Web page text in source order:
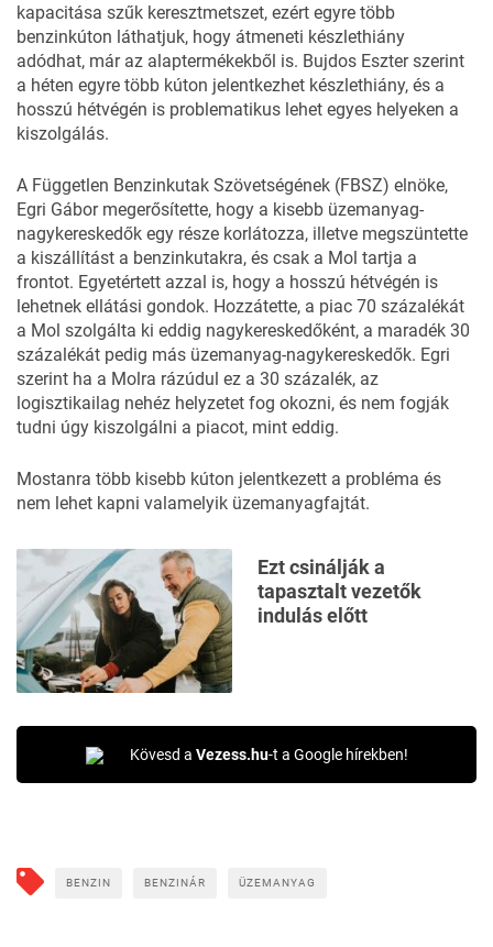
kapacitása szűk keresztmetszet, ezért egyre több
benzinkúton láthatjuk, hogy átmeneti készlethiány
adódhat, már az alaptermékekből is. Bujdos Eszter szerint
a héten egyre több kúton jelentkezhet készlethiány, és a
hosszú hétvégén is problematikus lehet egyes helyeken a
kiszolgálás.
A Független Benzinkutak Szövetségének (FBSZ) elnöke,
Egri Gábor megerősítette, hogy a kisebb üzemanyag-
nagykereskedők egy része korlátozza, illetve megszüntette
a kiszállítást a benzinkutakra, és csak a Mol tartja a
frontot. Egyetértett azzal is, hogy a hosszú hétvégén is
lehetnek ellátási gondok. Hozzátette, a piac 70 százalékát
a Mol szolgálta ki eddig nagykereskedőként, a maradék 30
százalékát pedig más üzemanyag-nagykereskedők. Egri
szerint ha a Molra rázúdul ez a 30 százalék, az
logisztikailag nehéz helyzetet fog okozni, és nem fogják
tudni úgy kiszolgálni a piacot, mint eddig.
Mostanra több kisebb kúton jelentkezett a probléma és
nem lehet kapni valamelyik üzemanyagfajtát.
Ezt csinálják a
tapasztalt vezetők
indulás előtt
Kövesd a Vezess.hu-t a Google hírekben!
BENZIN BENZINÁR ÜZEMANYAG